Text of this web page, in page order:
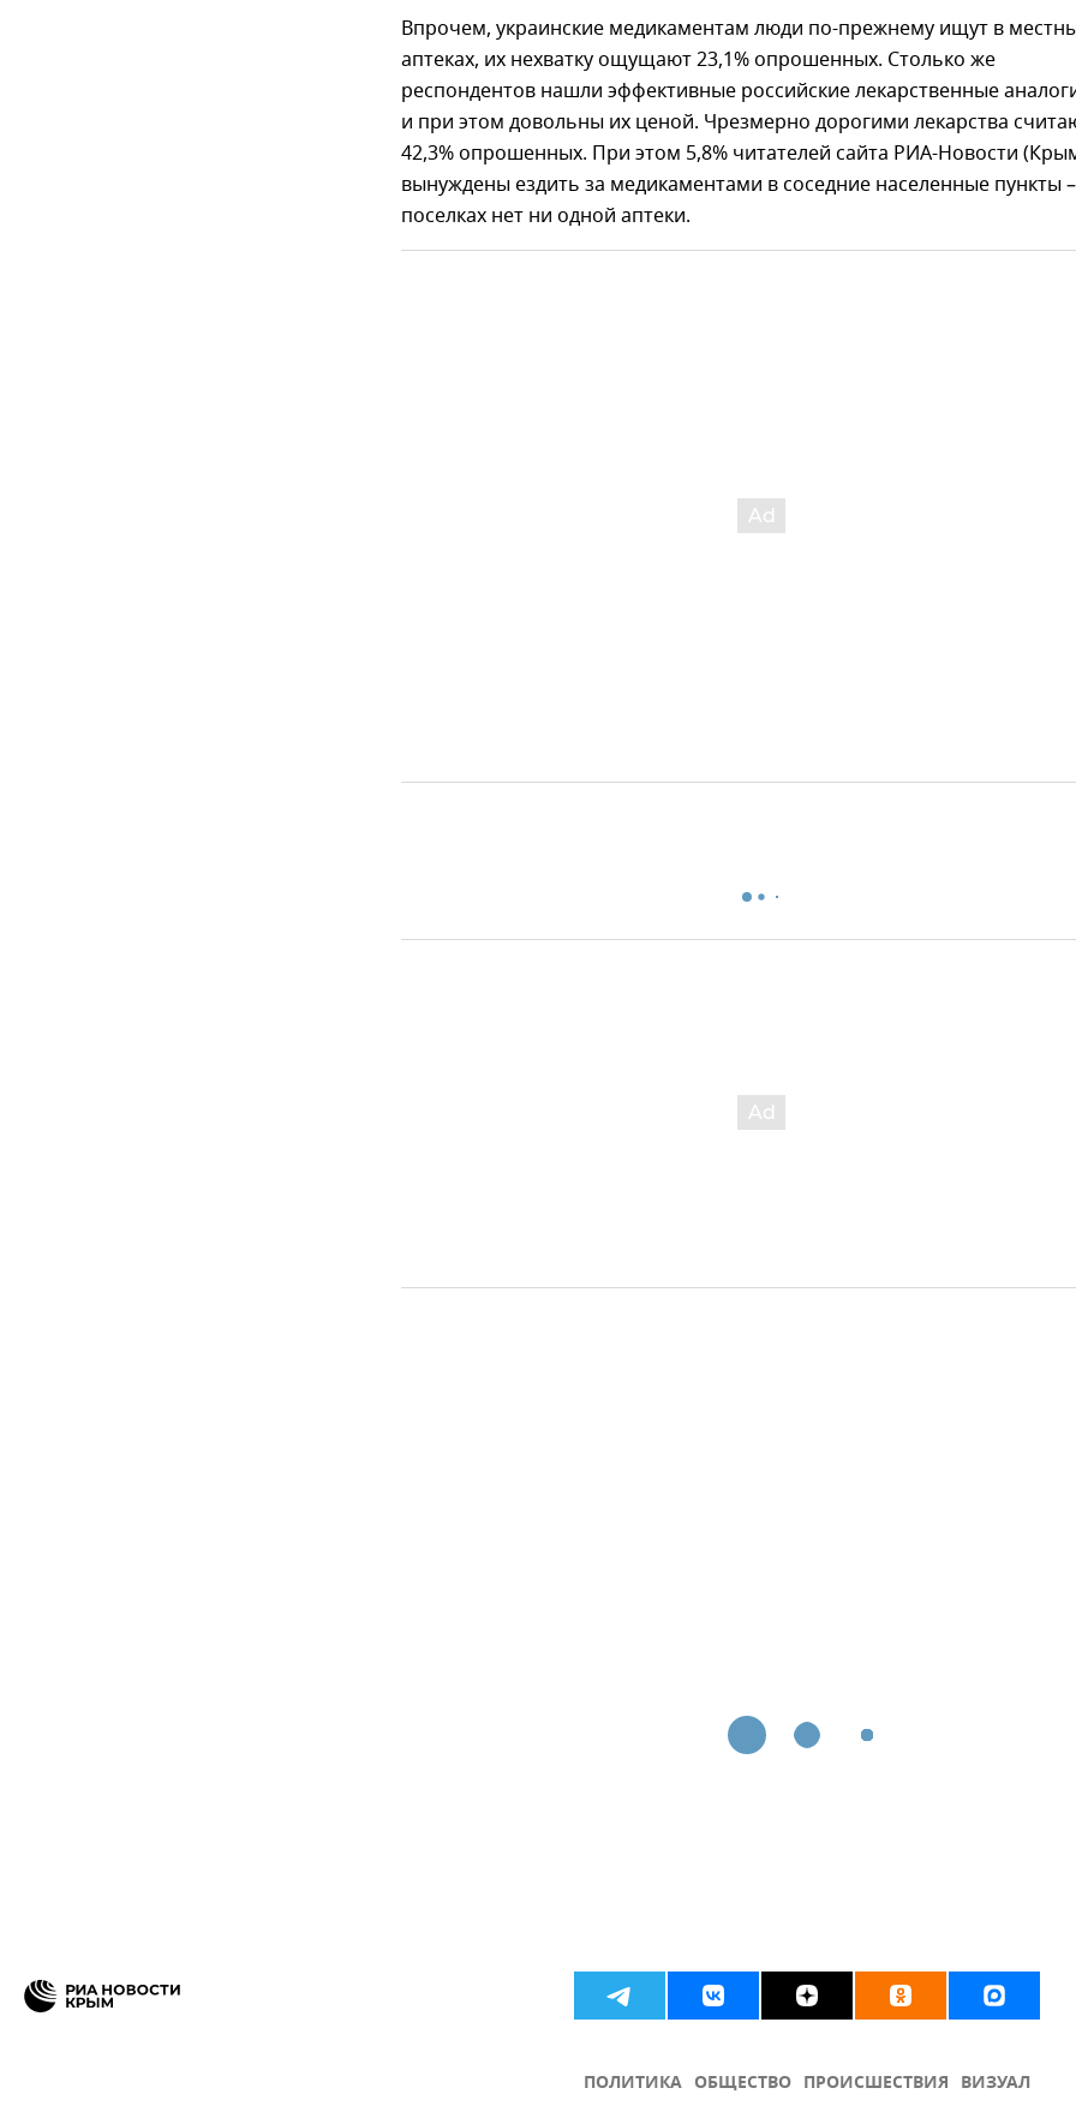
Впрочем, украинские медикаментам люди по-прежнему ищут в
аптеках, их нехватку ощущают 23,1% опрошенных. Столько же
респондентов нашли эффективные российские лекарственные
и при этом довольны их ценой. Чрезмерно дорогими лекарства
42,3% опрошенных. При этом 5,8% читателей сайта РИА-Новости
вынуждены ездить за медикаментами в соседние населенные пункты
поселках нет ни одной аптеки.
ПОЛИТИКА ОБЩЕСТВО ПРОИСШЕСТВИЯ ВИЗУАЛ